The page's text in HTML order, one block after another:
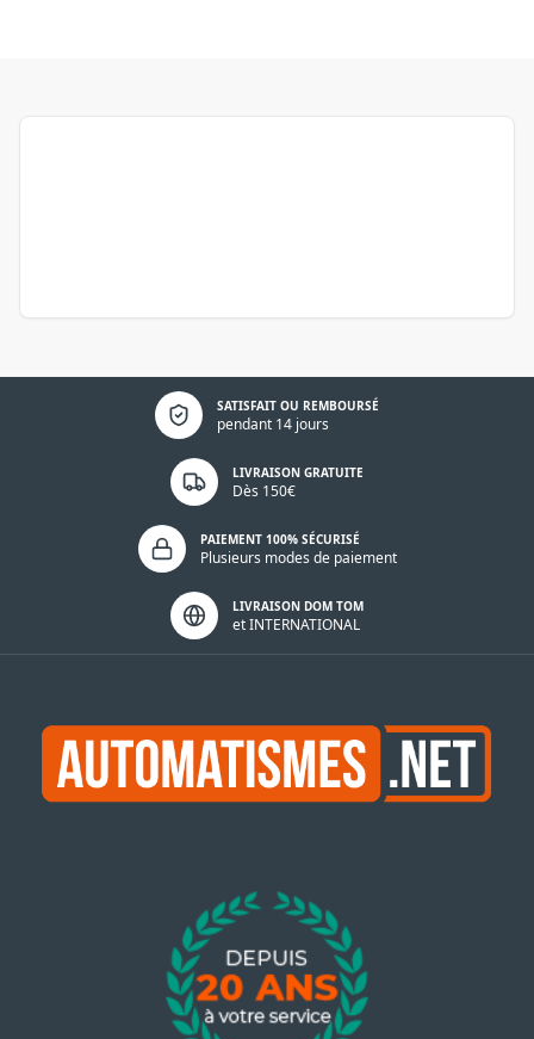
SATISFAIT OU REMBOURSÉ
pendant 14 jours
Politique de confidentialité
LIVRAISON GRATUITE
Dès 150€
PAIEMENT 100% SÉCURISÉ
Plusieurs modes de paiement
LIVRAISON DOM TOM
et INTERNATIONAL